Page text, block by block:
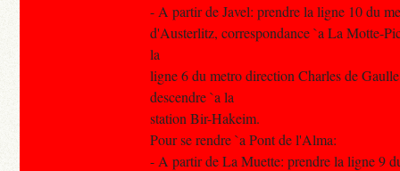
- A partir de Javel: prendre la ligne 10 du
d'Austerlitz, correspondance `a La Motte-
la
ligne 6 du metro direction Charles de
descendre `a la
station Bir-Hakeim.
Pour se rendre `a Pont de l'Alma:
- A partir de La Muette: prendre la ligne 9